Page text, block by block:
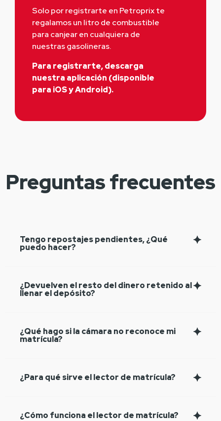
Solo por registrarte en Petroprix te
regalamos un litro de combustible
para canjear en cualquiera de
nuestras gasolineras.
Para registrarte, descarga
nuestra aplicación (disponible
para iOS y Android).
Preguntas frecuentes
Tengo repostajes pendientes, ¿Qué
puedo hacer?
¿Devuelven el resto del dinero retenido al
llenar el depósito?
¿Qué hago si la cámara no reconoce mi
matrícula?
¿Para qué sirve el lector de matrícula?
¿Cómo funciona el lector de matrícula?